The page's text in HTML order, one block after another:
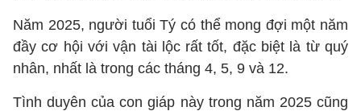
Năm 2025, người tuổi Tý có thể mong đợi một năm
đầy cơ hội với vận tài lộc rất tốt, đặc biệt là từ quý
nhân, nhất là trong các tháng 4, 5, 9 và 12.
Tình duyên của con giáp này trong năm 2025 cũng